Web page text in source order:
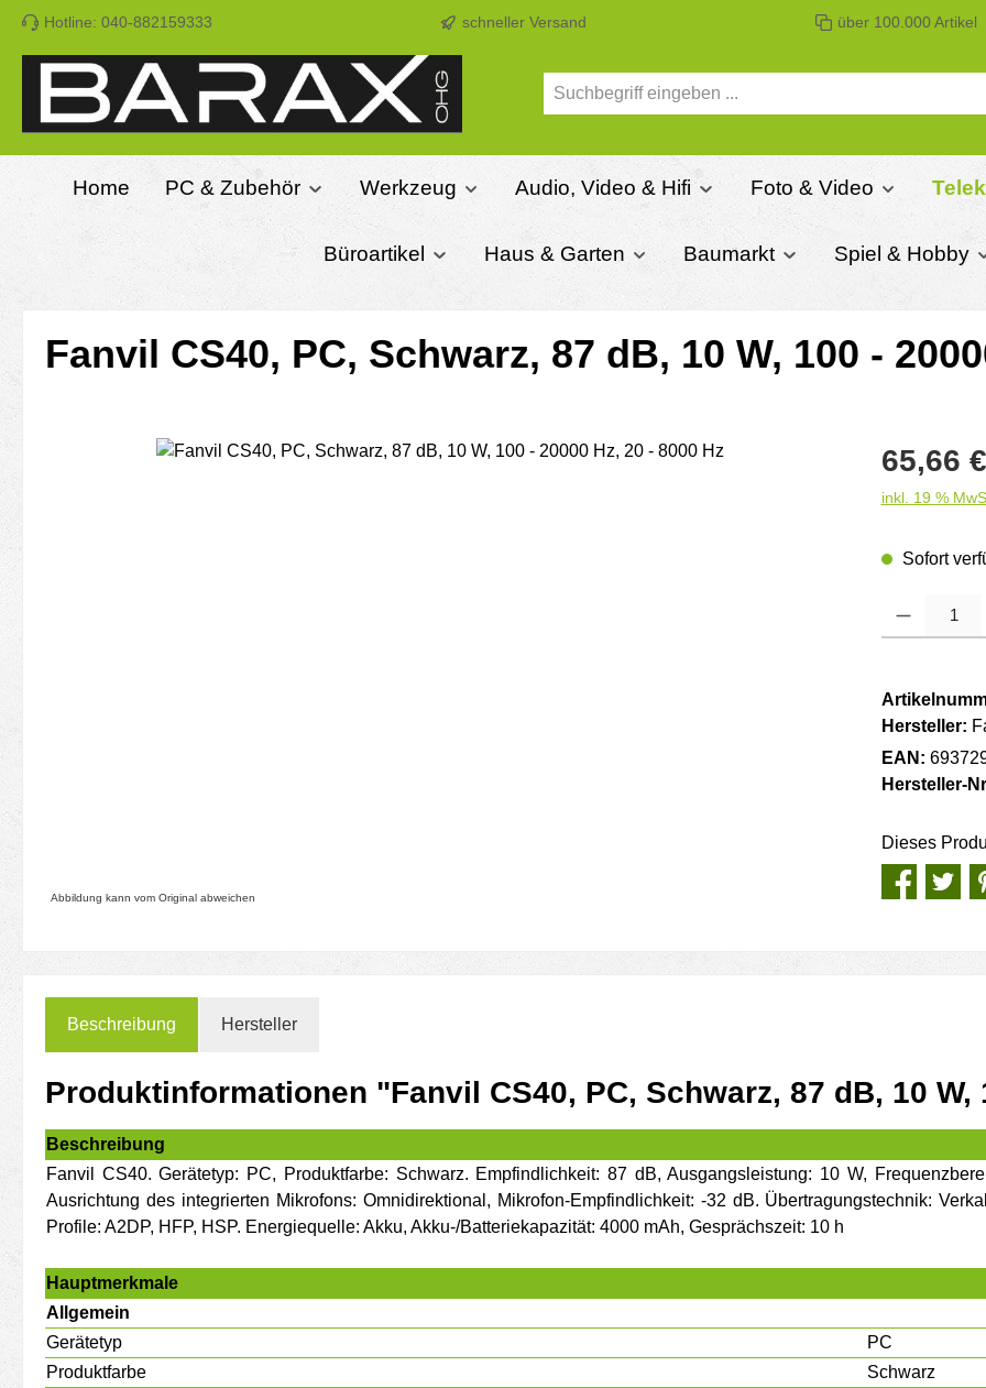
Hauptinhalt springen
Zur Suche springen
Zur Hauptnavigation springen
Hotline: 040-882159333 schneller Versand über 100.000 Artikel
Home PC & Zubehör Werkzeug Audio, Video & Hifi Foto & Video
Büroartikel Haus & Garten Baumarkt Spiel & Hobby
Fanvil CS40, PC, Schwarz, 87 dB, 10 W, 100 -
Bildergalerie überspringen
Abbildung kann vom Original abweichen
Regulärer
65,66 €
inkl. 19 %
Sofort
Hersteller:
EAN:
Hersteller-
Dieses
Beschreibung Hersteller
Produktinformationen "Fanvil CS40, PC, Schwarz, 87 dB, 10 W,
Beschreibung
Fanvil CS40. Gerätetyp: PC, Produktfarbe: Schwarz. Empfindlichkeit: 87 dB, Ausgangsleistung: 10 W,
Ausrichtung des integrierten Mikrofons: Omnidirektional, Mikrofon-Empfindlichkeit: -32 dB. Übertragungstechnik:
Profile: A2DP, HFP, HSP. Energiequelle: Akku, Akku-/Batteriekapazität: 4000 mAh, Gesprächszeit: 10 h
Hauptmerkmale
Allgemein
Gerätetyp
PC
Produktfarbe
Schwarz